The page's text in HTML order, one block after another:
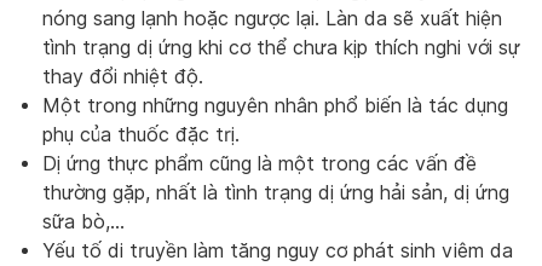
nóng sang lạnh hoặc ngược lại. Làn da sẽ xuất hiện
tình trạng dị ứng khi cơ thể chưa kịp thích nghi với sự
thay đổi nhiệt độ.
Một trong những nguyên nhân phổ biến là tác dụng
phụ của thuốc đặc trị.
Dị ứng thực phẩm cũng là một trong các vấn đề
thường gặp, nhất là tình trạng dị ứng hải sản, dị ứng
sữa bò,…
Yếu tố di truyền làm tăng nguy cơ phát sinh viêm da